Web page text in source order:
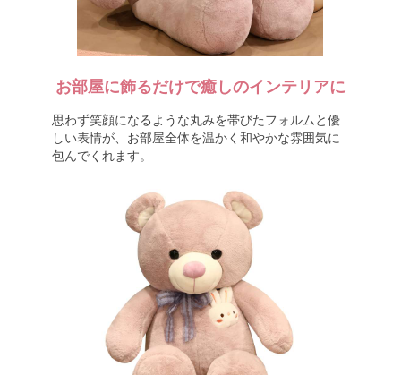
お部屋に飾るだけで癒しのインテリアに
思わず笑顔になるような丸みを帯びたフォルムと優
しい表情が、お部屋全体を温かく和やかな雰囲気に
包んでくれます。